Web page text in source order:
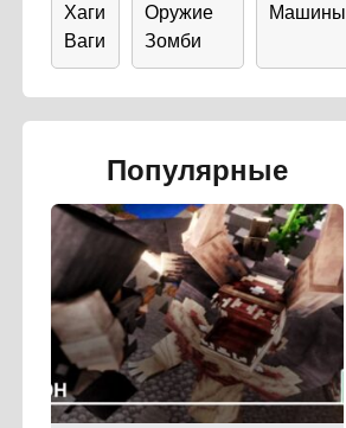
Хаги
Ваги
Оружие
Зомби
Машины
Популярные